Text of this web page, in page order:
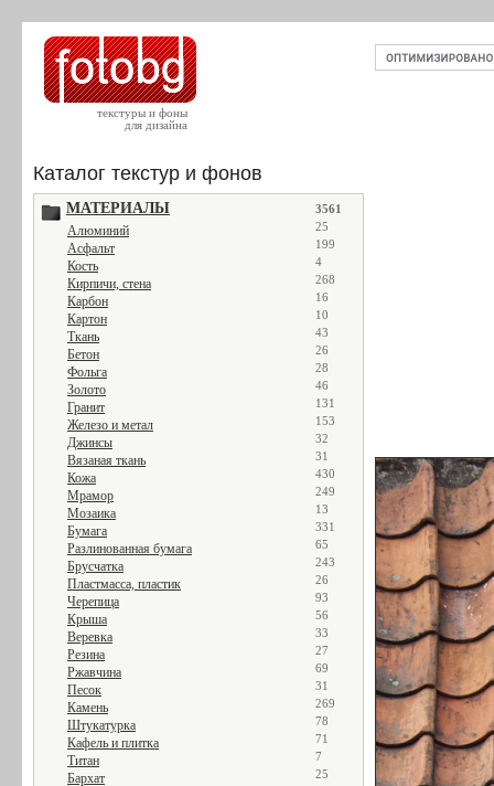
текстуры и фоны
для дизайна
Каталог текстур и фонов
МАТЕРИАЛЫ 3561
Алюминий 25
Асфальт 199
Кость 4
Кирпичи, стена 268
Карбон 16
Картон 10
Ткань 43
Бетон 26
Фольга 28
Золото 46
Гранит 131
Железо и метал 153
Джинсы 32
Вязаная ткань 31
Кожа 430
Мрамор 249
Мозаика 13
Бумага 331
Разлинованная бумага 65
Брусчатка 243
Пластмасса, пластик 26
Черепица 93
Крыша 56
Веревка 33
Резина 27
Ржавчина 69
Песок 31
Камень 269
Штукатурка 78
Кафель и плитка 71
Титан 7
Бархат 25